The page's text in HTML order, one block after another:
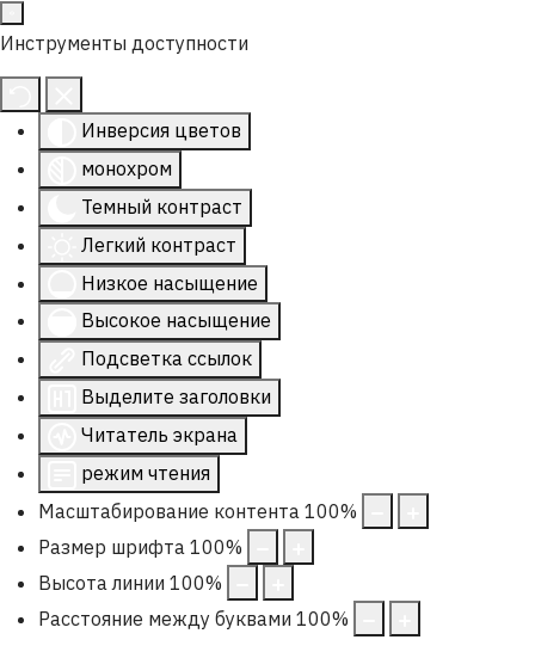
Инструменты доступности
Инверсия цветов
монохром
Темный контраст
Легкий контраст
Низкое насыщение
Высокое насыщение
Подсветка ссылок
Выделите заголовки
Читатель экрана
режим чтения
Масштабирование контента 100%
Размер шрифта 100%
Высота линии 100%
Расстояние между буквами 100%